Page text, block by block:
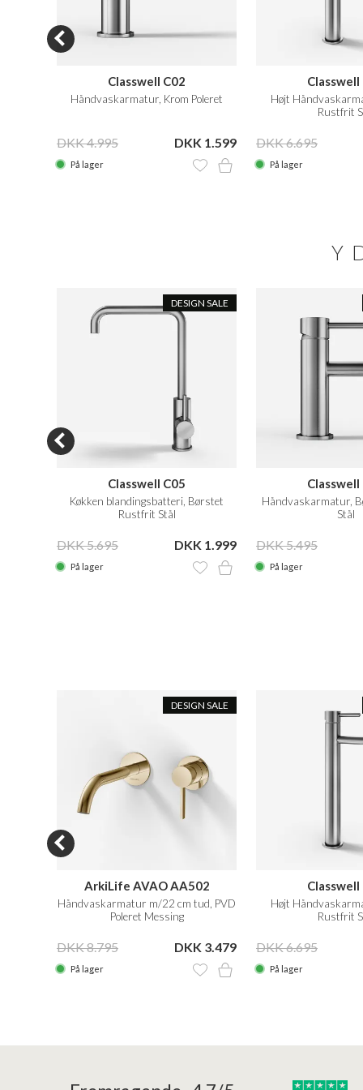
Classwell C02
Håndvaskarmatur, Krom Poleret
DKK 4.995 DKK 1.599
På lager
Classwell
Højt
Rustfrit
DKK 6.695
På lager
DESIGN SALE
Classwell C05
Køkken blandingsbatteri, Børstet
Rustfrit Stål
DKK 5.695 DKK 1.999
På lager
Classwell
Håndvaskarmatur,
Stål
DKK 5.495
På lager
DESIGN SALE
ArkiLife AVAO AA502
Håndvaskarmatur m/22 cm tud, PVD
Poleret Messing
DKK 8.795 DKK 3.479
På lager
Classwell
Højt
Rustfrit
DKK 6.695
På lager
24/01/2026 22/01/2026